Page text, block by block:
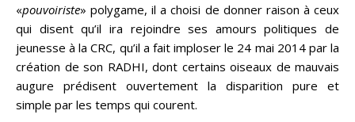
«pouvoiriste» polygame, il a choisi de donner raison à ceux
qui disent qu’il ira rejoindre ses amours politiques de
jeunesse à la CRC, qu’il a fait imploser le 24 mai 2014 par la
création de son RADHI, dont certains oiseaux de mauvais
augure prédisent ouvertement la disparition pure et
simple par les temps qui courent.